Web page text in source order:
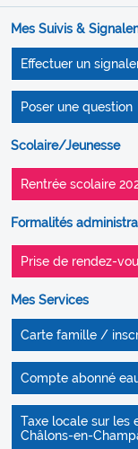
Mes Suivis &
Effectuer un
Poser une question
Scolaire/Jeunesse
Rentrée scolaire
Formalités
Prise de rendez-
Mes Services
Carte famille /
Compte abonné
Taxe locale sur les
Châlons-en-